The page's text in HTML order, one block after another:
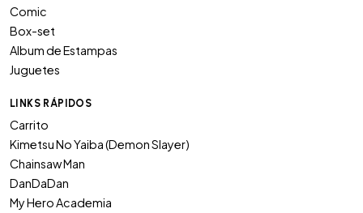
Comic
Box-set
Album de Estampas
Juguetes
LINKS RÁPIDOS
Carrito
Kimetsu No Yaiba (Demon Slayer)
Chainsaw Man
DanDaDan
My Hero Academia